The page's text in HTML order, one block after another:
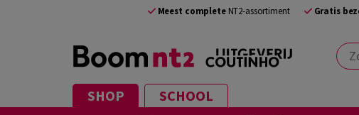
Meest completeNT2-assortiment Gratis
SHOP SCHOOL